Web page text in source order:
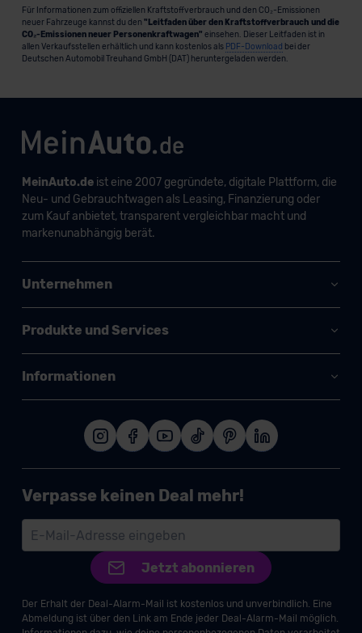
Für Informationen zum offiziellen Kraftstoffverbrauch und den CO₂-Emissionen
neuer Fahrzeuge kannst du den "Leitfaden über den Kraftstoffverbrauch und die
CO₂-Emissionen neuer Personenkraftwagen" einsehen. Dieser Leitfaden ist in
allen Verkaufsstellen erhältlich und kann kostenlos als PDF-Download bei der
Deutschen Automobil Treuhand GmbH (DAT) heruntergeladen werden.
MeinAuto.deist eine 2007 gegründete, digitale Plattform, die
Neu- und Gebrauchtwagen als Leasing, Finanzierung oder
zum Kauf anbietet, transparent vergleichbar macht und
markenunabhängig berät.
Unternehmen
Produkte und Services
Informationen
Verpasse keinen Deal mehr!
Jetzt abonnieren
Der Erhalt der Deal-Alarm-Mail ist kostenlos und unverbindlich. Eine
Abmeldung ist über den Link am Ende jeder Deal-Alarm-Mail möglich.